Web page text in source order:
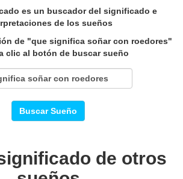
es un buscador del significado e
de los sueños
de "que significa soñar con roedores"
clic al botón de buscar sueño
Buscar Sueño
de otros